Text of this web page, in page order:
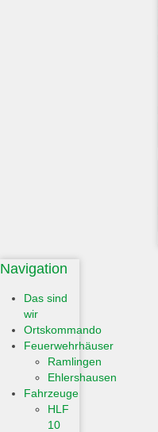
Navigation
Das sind
wir
Ortskommando
Feuerwehrhäuser
Ramlingen
Ehlershausen
Fahrzeuge
HLF
10